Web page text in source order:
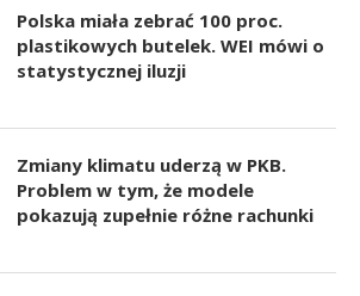
Polska miała zebrać 100 proc.
plastikowych butelek. WEI mówi o
statystycznej iluzji
Zmiany klimatu uderzą w PKB.
Problem w tym, że modele
pokazują zupełnie różne rachunki